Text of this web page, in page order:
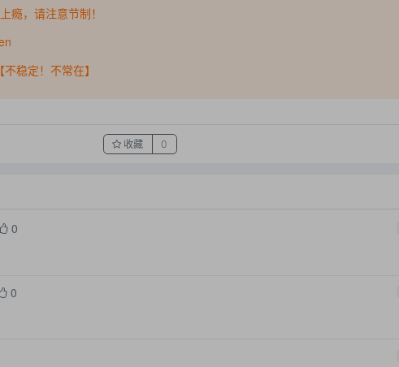
瘾，请注意节制！
稳定！不常在】
收藏 0
0
0